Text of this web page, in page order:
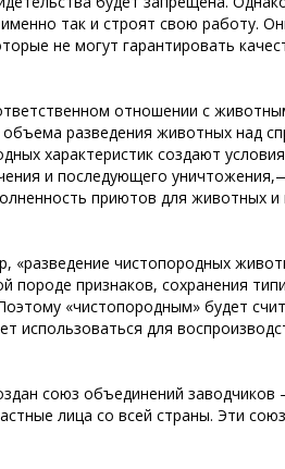
так и строят свою работу.
не могут гарантировать
отношении с
разведения животных над
характеристик создают
и последующего
приютов для животных и
«разведение чистопородных
породе признаков, сохранения
«чистопородным» будет
для
союз объединений заводчиков
лица со всей страны. Эти